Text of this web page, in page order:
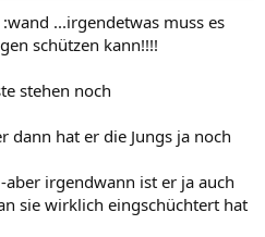
...irgendetwas muss es
schützen kann!!!!
stehen noch
dann hat er die Jungs ja noch
irgendwann ist er ja auch
sie wirklich eingschüchtert hat